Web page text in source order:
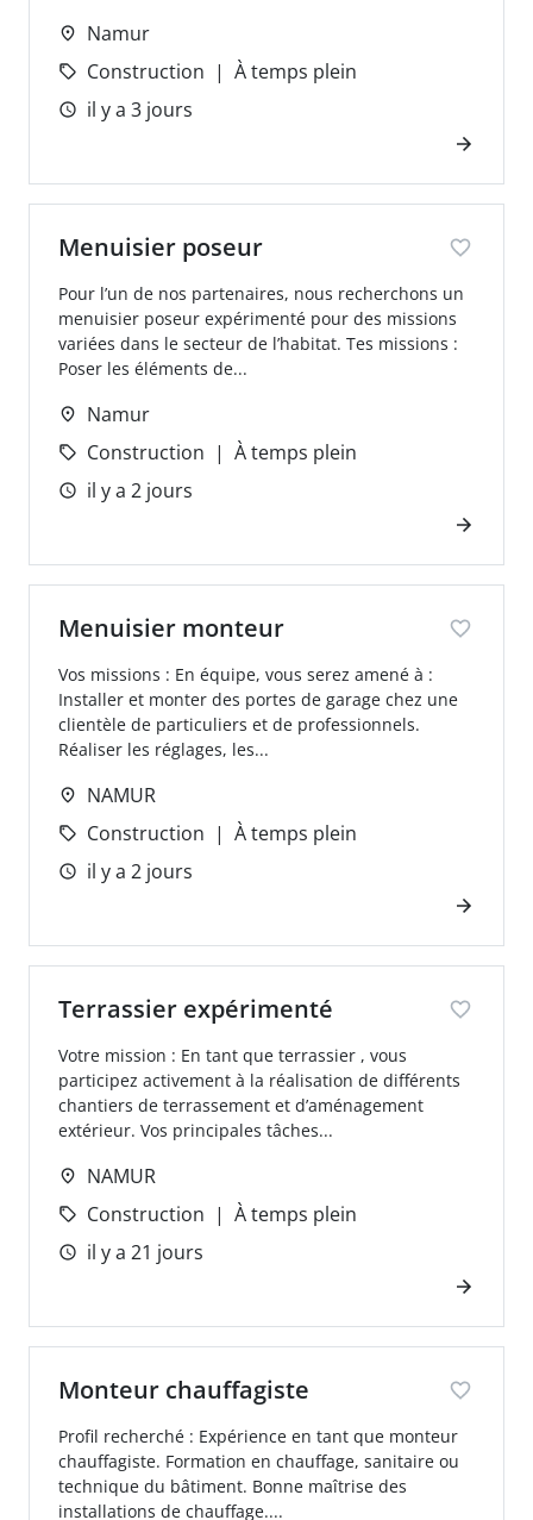
Namur
Construction
À temps plein
il y a 3 jours
Menuisier poseur
Pour l’un de nos partenaires, nous recherchons un
menuisier poseur expérimenté pour des missions
variées dans le secteur de l’habitat. Tes missions :
Poser les éléments de...
Namur
Construction
À temps plein
il y a 2 jours
Menuisier monteur
Vos missions : En équipe, vous serez amené à :
Installer et monter des portes de garage chez une
clientèle de particuliers et de professionnels.
Réaliser les réglages, les...
NAMUR
Construction
À temps plein
il y a 2 jours
Terrassier expérimenté
Votre mission : En tant que terrassier , vous
participez activement à la réalisation de différents
chantiers de terrassement et d’aménagement
extérieur. Vos principales tâches...
NAMUR
Construction
À temps plein
il y a 21 jours
Monteur chauffagiste
Profil recherché : Expérience en tant que monteur
chauffagiste. Formation en chauffage, sanitaire ou
technique du bâtiment. Bonne maîtrise des
installations de chauffage....